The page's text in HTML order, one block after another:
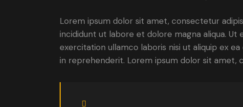
Lorem ipsum dolor sit amet, consectetur
incididunt ut labore et dolore magna aliqua. Ut
exercitation ullamco laboris nisi ut aliquip ex
in reprehenderit. Lorem ipsum dolor sit amet,